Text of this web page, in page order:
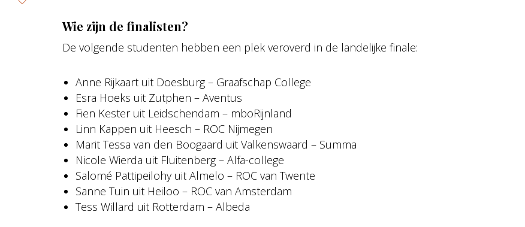
Wie zijn de finalisten?
De volgende studenten hebben een plek veroverd in de landelijke finale:
Anne Rijkaart uit Doesburg – Graafschap College
Esra Hoeks uit Zutphen – Aventus
Fien Kester uit Leidschendam – mboRijnland
Linn Kappen uit Heesch – ROC Nijmegen
Marit Tessa van den Boogaard uit Valkenswaard – Summa
Nicole Wierda uit Fluitenberg – Alfa-college
Salomé Pattipeilohy uit Almelo – ROC van Twente
Sanne Tuin uit Heiloo – ROC van Amsterdam
Tess Willard uit Rotterdam – Albeda